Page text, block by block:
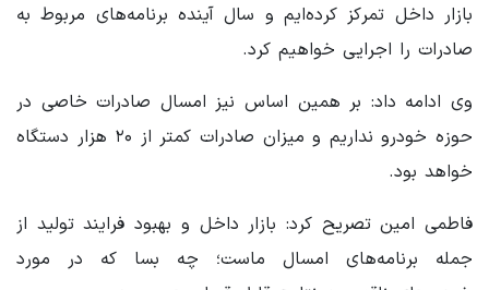
بازار داخل تمرکز کرده‌ایم و سال آینده برنامه‌های مربوط به
صادرات را اجرایی خواهیم کرد.
وی ادامه داد: بر همین اساس نیز امسال صادرات خاصی در
حوزه خودرو نداریم و میزان صادرات کمتر از ۲۰ هزار دستگاه
خواهد بود.
فاطمی امین تصریح کرد: بازار داخل و بهبود فرایند تولید از
جمله برنامه‌های امسال ماست؛ چه بسا که در مورد